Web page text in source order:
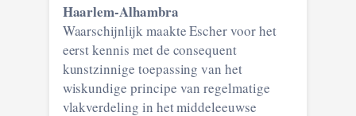
Haarlem-Alhambra
Waarschijnlijk maakte Escher voor het
eerst kennis met de consequent
kunstzinnige toepassing van het
wiskundige principe van regelmatige
vlakverdeling in het middeleeuwse